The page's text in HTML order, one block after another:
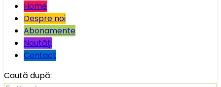
Home
Despre noi
Abonamente
Noutăţi
Contact
Caută după: